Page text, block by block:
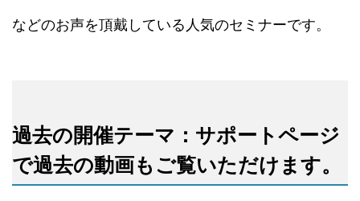
などのお声を頂戴している人気のセミナーです。
過去の開催テーマ：サポートページ
で過去の動画もご覧いただけます。